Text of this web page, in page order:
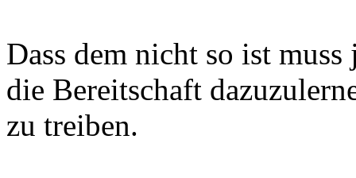
Dass dem nicht so ist
die Bereitschaft
zu treiben.